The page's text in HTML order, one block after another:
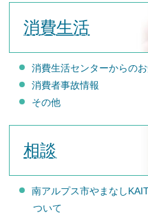
消費生活
消費生活センターからの
消費者事故情報
その他
相談
南アルプス市やまなし
ついて